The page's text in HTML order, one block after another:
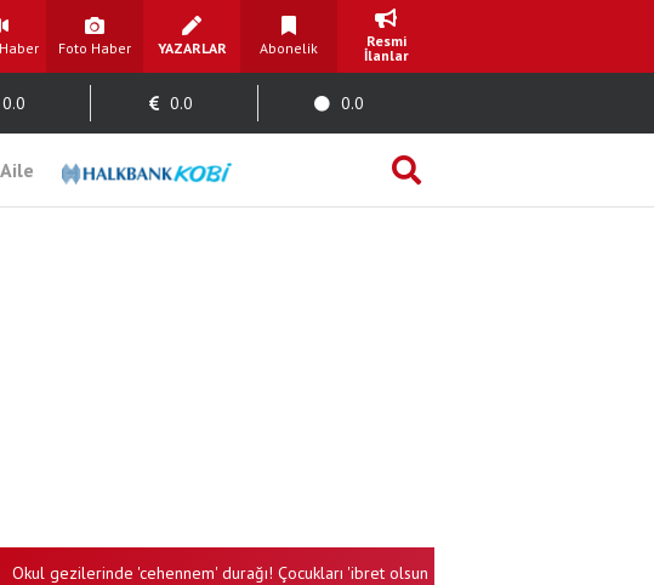
Foto Haber YAZARLAR Abonelik
Resmi
İlanlar
0.0 0.0 0.0
gezilerinde 'cehennem' durağı! Çocukları 'ibret olsun' diye götürüyorlar: Çığlıklar,